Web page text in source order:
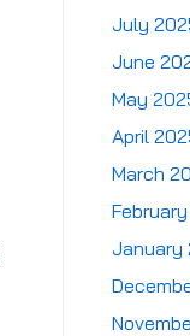
July
June
May
April
March
January